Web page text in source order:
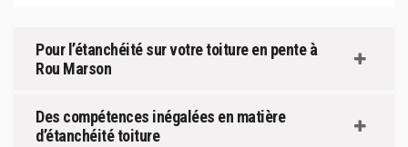
Pour l’étanchéité sur votre toiture en pente à
Rou Marson
Des compétences inégalées en matière
d’étanchéité toiture